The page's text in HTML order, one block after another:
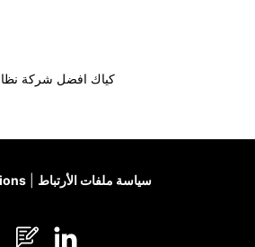
كياك افضل شركة
سياسة ملفات الأرتباط